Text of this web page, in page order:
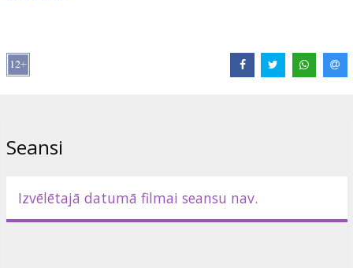
"Mortekajs" ir pasaulslavenā rakstnieka Kirila Bonfiljoli darba
"Mortekaja lielā ūsu mistērija" ekranizējums.
("Transcendence", "Vientuļais reindžers", "Karību jūras pirāti").
Kopā ar viņu filmā piedalās Gvineta Paltrova ("Dzelzs vīrs",
Jūens Makgregors ("Neiespējamais", "Augusts: Osedžas zeme",
"Tas notika Jemenā"), Pols Betanijs ("Dzelzs vīrs", "Atriebēji",
"Transcendence") un Olīvija Manna ("Atpestī mūs no ļauna",
Seansi
Izvēlētajā datumā filmai seansu nav.